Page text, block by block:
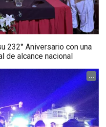
232° Aniversario con una
de alcance nacional
...